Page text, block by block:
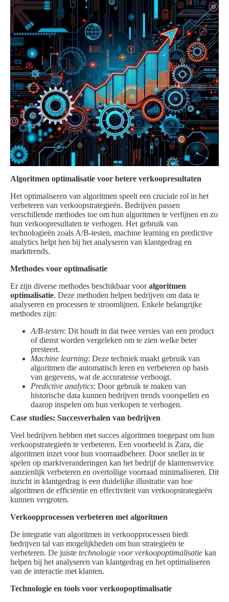
Algoritmen optimalisatie voor betere verkoopresultaten
Het optimaliseren van algoritmen speelt een cruciale rol in het
verbeteren van verkoopstrategieën. Bedrijven passen
verschillende methodes toe om hun algoritmen te verfijnen en zo
hun verkoopresultaten te verhogen. Het gebruik van
technologieën zoals A/B-testen, machine learning en predictive
analytics helpt hen bij het analyseren van klantgedrag en
markttrends.
Methodes voor optimalisatie
Er zijn diverse methodes beschikbaar vooralgoritmen
optimalisatie. Deze methoden helpen bedrijven om data te
analyseren en processen te stroomlijnen. Enkele belangrijke
methodes zijn:
A/B-testen: Dit houdt in dat twee versies van een product
of dienst worden vergeleken om te zien welke beter
presteert.
Machine learning: Deze techniek maakt gebruik van
algoritmen die automatisch leren en verbeteren op basis
van gegevens, wat de accuratesse verhoogt.
Predictive analytics: Door gebruik te maken van
historische data kunnen bedrijven trends voorspellen en
daarop inspelen om hun verkopen te verhogen.
Case studies: Succesverhalen van bedrijven
Veel bedrijven hebben met succes algoritmen toegepast om hun
verkoopstrategieën te verbeteren. Een voorbeeld is Zara, die
algoritmen inzet voor hun voorraadbeheer. Door sneller in te
spelen op marktveranderingen kan het bedrijf de klantenservice
aanzienlijk verbeteren en overtollige voorraad minimaliseren. Dit
inzicht in klantgedrag is een duidelijke illustratie van hoe
algoritmen de efficiëntie en effectiviteit van verkoopstrategieën
kunnen vergroten.
Verkoopprocessen verbeteren met algoritmen
De integratie van algoritmen in verkoopprocessen biedt
bedrijven tal van mogelijkheden om hun strategieën te
verbeteren. De juiste technologie voor verkoopoptimalisatie kan
helpen bij het analyseren van klantgedrag en het optimaliseren
van de interactie met klanten.
Technologie en tools voor verkoopoptimalisatie